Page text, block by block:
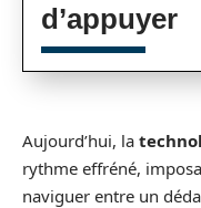
d’appuyer
Aujourd’hui, la
rythme effréné,
naviguer entre un